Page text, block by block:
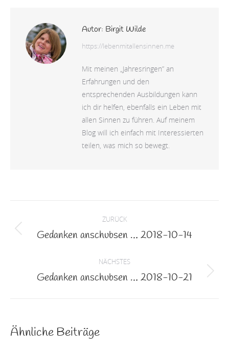
Autor: Birgit Wilde
https://lebenmitallensinnen.me
Mit meinen „Jahresringen” an
Erfahrungen und den
entsprechenden Ausbildungen kann
ich dir helfen, ebenfalls ein Leben mit
allen Sinnen zu führen. Auf meinem
Blog will ich einfach mit Interessierten
teilen, was mich so bewegt.
Kommentarnavigation
ZURÜCK
Vorheriger
Gedanken anschubsen … 2018-10-14
NÄCHSTES
Nächster
Gedanken anschubsen … 2018-10-21
Ähnliche Beiträge